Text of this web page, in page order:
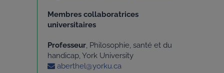
Membres collaboratrices
universitaires
Professeur, Philosophie, santé et du
handicap, York University
aberthel@yorku.ca